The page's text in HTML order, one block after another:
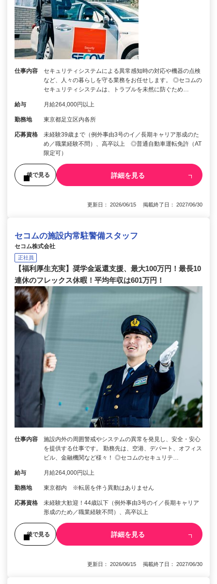
仕事内容
セキュリティシステムによる異常感知時の対応や機器の点検
など、人々の暮らしを守る業務をお任せします。 ◎セコムの
セキュリティシステムは、トラブルを未然に防ぐため…
給与 月給264,000円以上
勤務地 東京都足立区内各所
応募資格
未経験39歳まで（例外事由3号のイ／長期キャリア形成のた
め／職業経験不問）、高卒以上 ◎普通自動車運転免許（AT
限定可）
後で見る 詳細を見る
更新日： 2026/06/15 掲載終了日： 2027/06/30
セコムの施設内常駐警備スタッフ
セコム株式会社
正社員
【福利厚生充実】奨学金返還支援、最大100万円！最長10
連休のフレックス休暇！平均年収は601万円！
仕事内容
施設内外の周囲警戒やシステムの異常を発見し、安全・安心
を提供する仕事です。 勤務先は、空港、デパート、オフィス
ビル、金融機関など様々！ ◎セコムのセキュリテ…
給与 月給264,000円以上
勤務地 東京都内 ※転居を伴う異動はありません
応募資格
未経験大歓迎！44歳以下（例外事由3号のイ／長期キャリア
形成のため／職業経験不問）、高卒以上
後で見る 詳細を見る
更新日： 2026/06/15 掲載終了日： 2027/06/30